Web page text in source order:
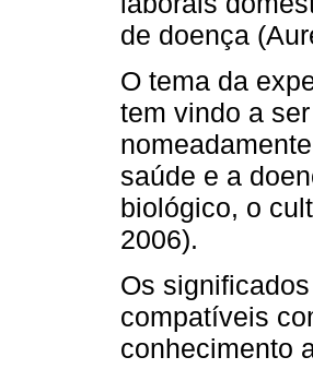
de doença
O tema da
tem vindo a
saúde e a
biológico, o
2006).
Os
compatíveis
conhecimento